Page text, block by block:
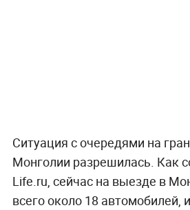
Ситуация с очередями на
Монголии разрешилась. Как
Life.ru, сейчас на выезде в
всего около 18 автомобилей,